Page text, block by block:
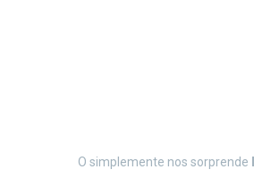
O simplemente nos sorprende